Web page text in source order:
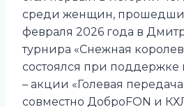
среди женщин,
февраля 2026 года в
турнира «Снежная
состоялся при поддержке
– акции «Голевая
совместно ДоброFON и